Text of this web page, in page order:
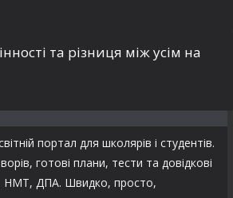
та різниця між усім на
портал для школярів і студентів.
готові плани, тести та довідкові
НМТ, ДПА. Швидко, просто,